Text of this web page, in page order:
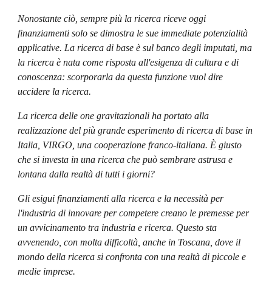
Nonostante ciò, sempre più la ricerca riceve oggi
finanziamenti solo se dimostra le sue immediate potenzialità
applicative. La ricerca di base è sul banco degli imputati, ma
la ricerca è nata come risposta all'esigenza di cultura e di
conoscenza: scorporarla da questa funzione vuol dire
uccidere la ricerca.
La ricerca delle one gravitazionali ha portato alla
realizzazione del più grande esperimento di ricerca di base in
Italia, VIRGO, una cooperazione franco-italiana. È giusto
che si investa in una ricerca che può sembrare astrusa e
lontana dalla realtà di tutti i giorni?
Gli esigui finanziamenti alla ricerca e la necessità per
l'industria di innovare per competere creano le premesse per
un avvicinamento tra industria e ricerca. Questo sta
avvenendo, con molta difficoltà, anche in Toscana, dove il
mondo della ricerca si confronta con una realtà di piccole e
medie imprese.